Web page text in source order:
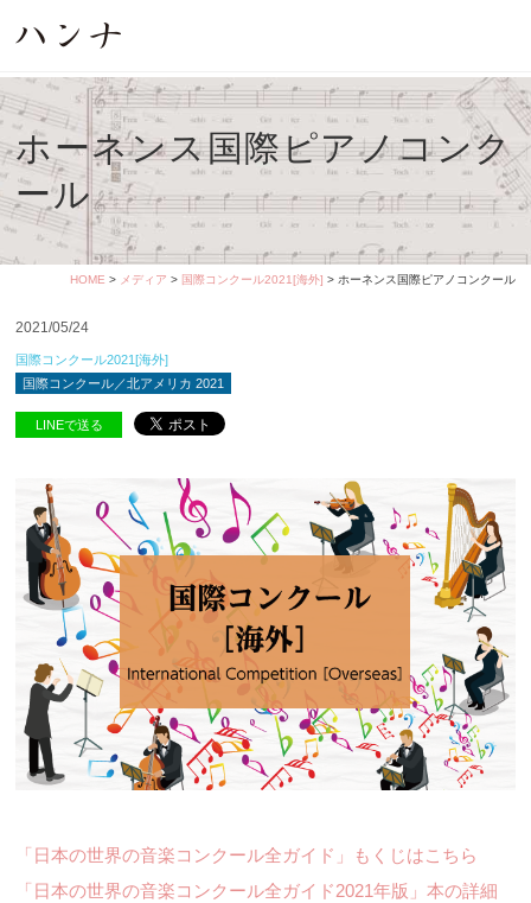
ホーネンス国際ピアノコンク
ール
HOME > メディア > 国際コンクール2021[海外] > ホーネンス国際ピアノコンクール
2021/05/24
国際コンクール2021[海外]
国際コンクール／北アメリカ 2021
LINEで送る
「日本の世界の音楽コンクール全ガイド」もくじはこちら
「日本の世界の音楽コンクール全ガイド2021年版」本の詳細